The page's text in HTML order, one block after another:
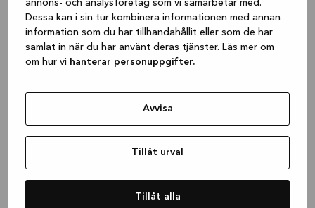
annons- och analysföretag som vi samarbetar med.
Dessa kan i sin tur kombinera informationen med annan
information som du har tillhandahållit eller som de har
samlat in när du har använt deras tjänster. Läs mer om
om hur vi hanterar personuppgifter.
Avvisa
Tillåt urval
Tillåt alla
(see the browser console for more
information).